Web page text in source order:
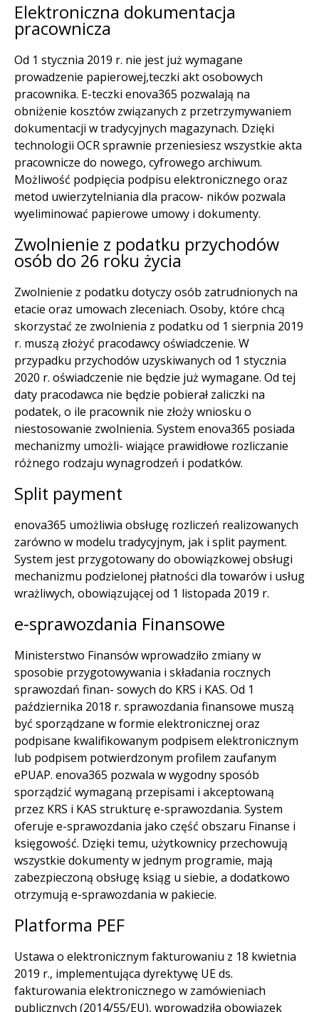
Elektroniczna dokumentacja
pracownicza
Od 1 stycznia 2019 r. nie jest już wymagane
prowadzenie papierowej,teczki akt osobowych
pracownika. E-teczki enova365 pozwalają na
obniżenie kosztów związanych z przetrzymywaniem
dokumentacji w tradycyjnych magazynach. Dzięki
technologii OCR sprawnie przeniesiesz wszystkie akta
pracownicze do nowego, cyfrowego archiwum.
Możliwość podpięcia podpisu elektronicznego oraz
metod uwierzytelniania dla pracow- ników pozwala
wyeliminować papierowe umowy i dokumenty.
Zwolnienie z podatku przychodów
osób do 26 roku życia
Zwolnienie z podatku dotyczy osób zatrudnionych na
etacie oraz umowach zleceniach. Osoby, które chcą
skorzystać ze zwolnienia z podatku od 1 sierpnia 2019
r. muszą złożyć pracodawcy oświadczenie. W
przypadku przychodów uzyskiwanych od 1 stycznia
2020 r. oświadczenie nie będzie już wymagane. Od tej
daty pracodawca nie będzie pobierał zaliczki na
podatek, o ile pracownik nie złoży wniosku o
niestosowanie zwolnienia. System enova365 posiada
mechanizmy umożli- wiające prawidłowe rozliczanie
różnego rodzaju wynagrodzeń i podatków.
Split payment
enova365 umożliwia obsługę rozliczeń realizowanych
zarówno w modelu tradycyjnym, jak i split payment.
System jest przygotowany do obowiązkowej obsługi
mechanizmu podzielonej płatności dla towarów i usług
wrażliwych, obowiązującej od 1 listopada 2019 r.
e-sprawozdania Finansowe
Ministerstwo Finansów wprowadziło zmiany w
sposobie przygotowywania i składania rocznych
sprawozdań finan- sowych do KRS i KAS. Od 1
października 2018 r. sprawozdania finansowe muszą
być sporządzane w formie elektronicznej oraz
podpisane kwalifikowanym podpisem elektronicznym
lub podpisem potwierdzonym profilem zaufanym
ePUAP. enova365 pozwala w wygodny sposób
sporządzić wymaganą przepisami i akceptowaną
przez KRS i KAS strukturę e-sprawozdania. System
oferuje e-sprawozdania jako część obszaru Finanse i
księgowość. Dzięki temu, użytkownicy przechowują
wszystkie dokumenty w jednym programie, mają
zabezpieczoną obsługę ksiąg u siebie, a dodatkowo
otrzymują e-sprawozdania w pakiecie.
Platforma PEF
Ustawa o elektronicznym fakturowaniu z 18 kwietnia
2019 r., implementująca dyrektywę UE ds.
fakturowania elektronicznego w zamówieniach
publicznych (2014/55/EU), wprowadziła obowiązek